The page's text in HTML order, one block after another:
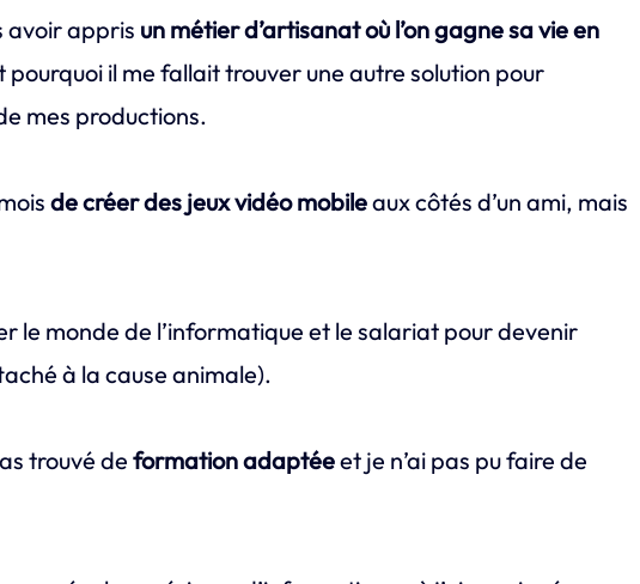
avoir appris un métier d’artisanat où l’on gagne sa vie en
pourquoi il me fallait trouver une autre solution pour
mes productions.
de créer des jeux vidéo mobileaux côtés d’un ami, mais
le monde de l’informatique et le salariat pour devenir
à la cause animale).
trouvé de formation adaptéeet je n’ai pas pu faire de